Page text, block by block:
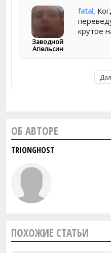
Заводной
Апельсин
fatal,
крутое
ОБ АВТОРЕ
TRIONGHOST
ПОХОЖИЕ СТАТЬИ